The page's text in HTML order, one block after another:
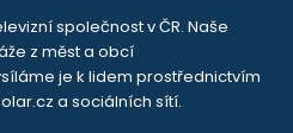
společnost v ČR. Naše
z měst a obcí
je k lidem prostřednictvím
a sociálních sítí.